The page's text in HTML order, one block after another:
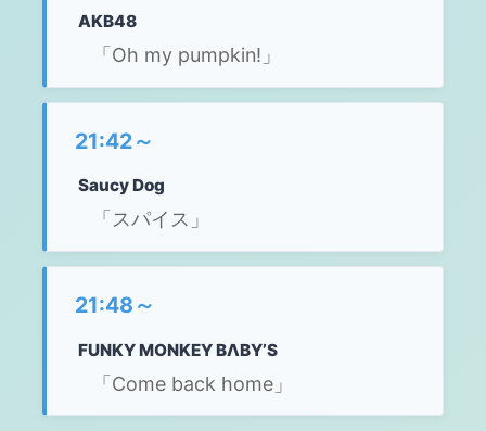
AKB48
「Oh my pumpkin!」
21:42～
Saucy Dog
「スパイス」
21:48～
FUNKY MONKEY BΛBY’S
「Come back home」